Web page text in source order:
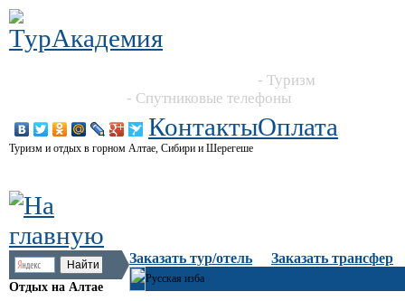
- Туризм
- Спутниковые телефоны
КонтактыОплата
Туризм и отдых в горном Алтае, Сибири и Шерегеше
Отдых на Алтае
Заказать тур/отель Заказать трансфер
Русская изба